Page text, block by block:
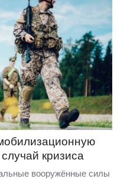
кризиса
вооружённые силы